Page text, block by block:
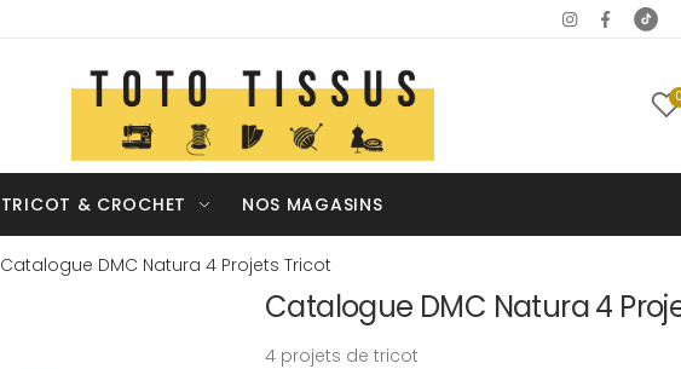
0
TRICOT & CROCHET NOS MAGASINS
Catalogue DMC Natura 4 Projets Tricot
Catalogue DMC Natura 4
4 projets de tricot